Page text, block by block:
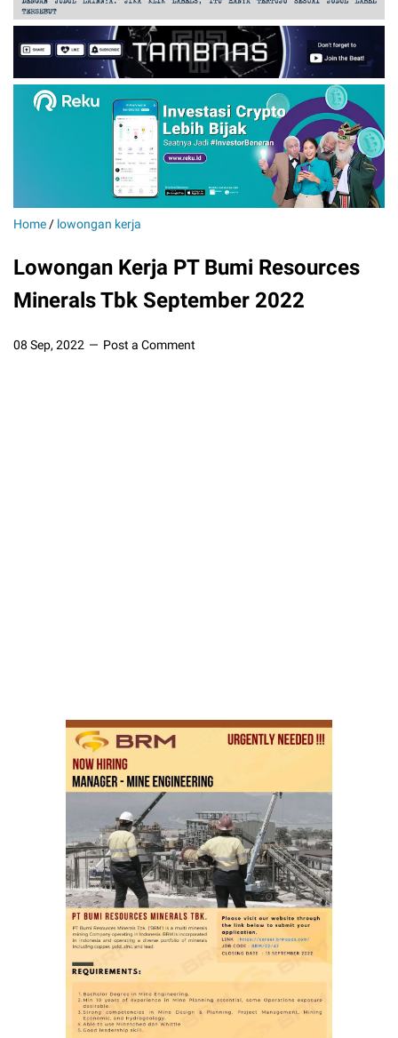
Home / lowongan kerja
Lowongan Kerja PT Bumi Resources
Minerals Tbk September 2022
08 Sep, 2022 Post a Comment